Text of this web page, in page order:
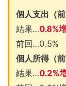
個人支出（前
結果…0.8%
前回…0.5%
個人所得（前
結果…0.2%